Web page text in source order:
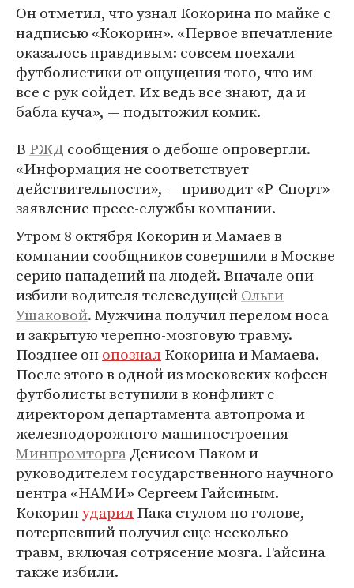
Он отметил, что узнал Кокорина по майке с
надписью «Кокорин». «Первое впечатление
оказалось правдивым: совсем поехали
футболистики от ощущения того, что им
все с рук сойдет. Их ведь все знают, да и
бабла куча», — подытожил комик.
В РЖД сообщения о дебоше опровергли.
«Информация не соответствует
действительности», — приводит «Р-Спорт»
заявление пресс-службы компании.
Утром 8 октября Кокорин и Мамаев в
компании сообщников совершили в Москве
серию нападений на людей. Вначале они
избили водителя телеведущейОльги
Ушаковой. Мужчина получил перелом носа
и закрытую черепно-мозговую травму.
Позднее онопозналКокорина и Мамаева.
После этого в одной из московских кофеен
футболисты вступили в конфликт с
директором департамента автопрома и
железнодорожного машиностроения
МинпромторгаДенисом Паком и
руководителем государственного научного
центра «НАМИ» Сергеем Гайсиным.
КокоринударилПака стулом по голове,
потерпевший получил еще несколько
травм, включая сотрясение мозга. Гайсина
также избили.